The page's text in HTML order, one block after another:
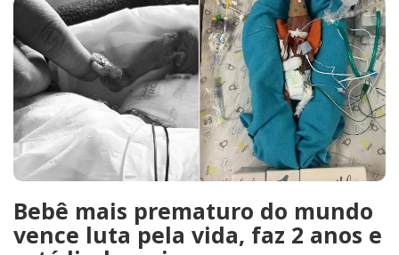
Bebê mais prematuro do mundo
vence luta pela vida, faz 2 anos e